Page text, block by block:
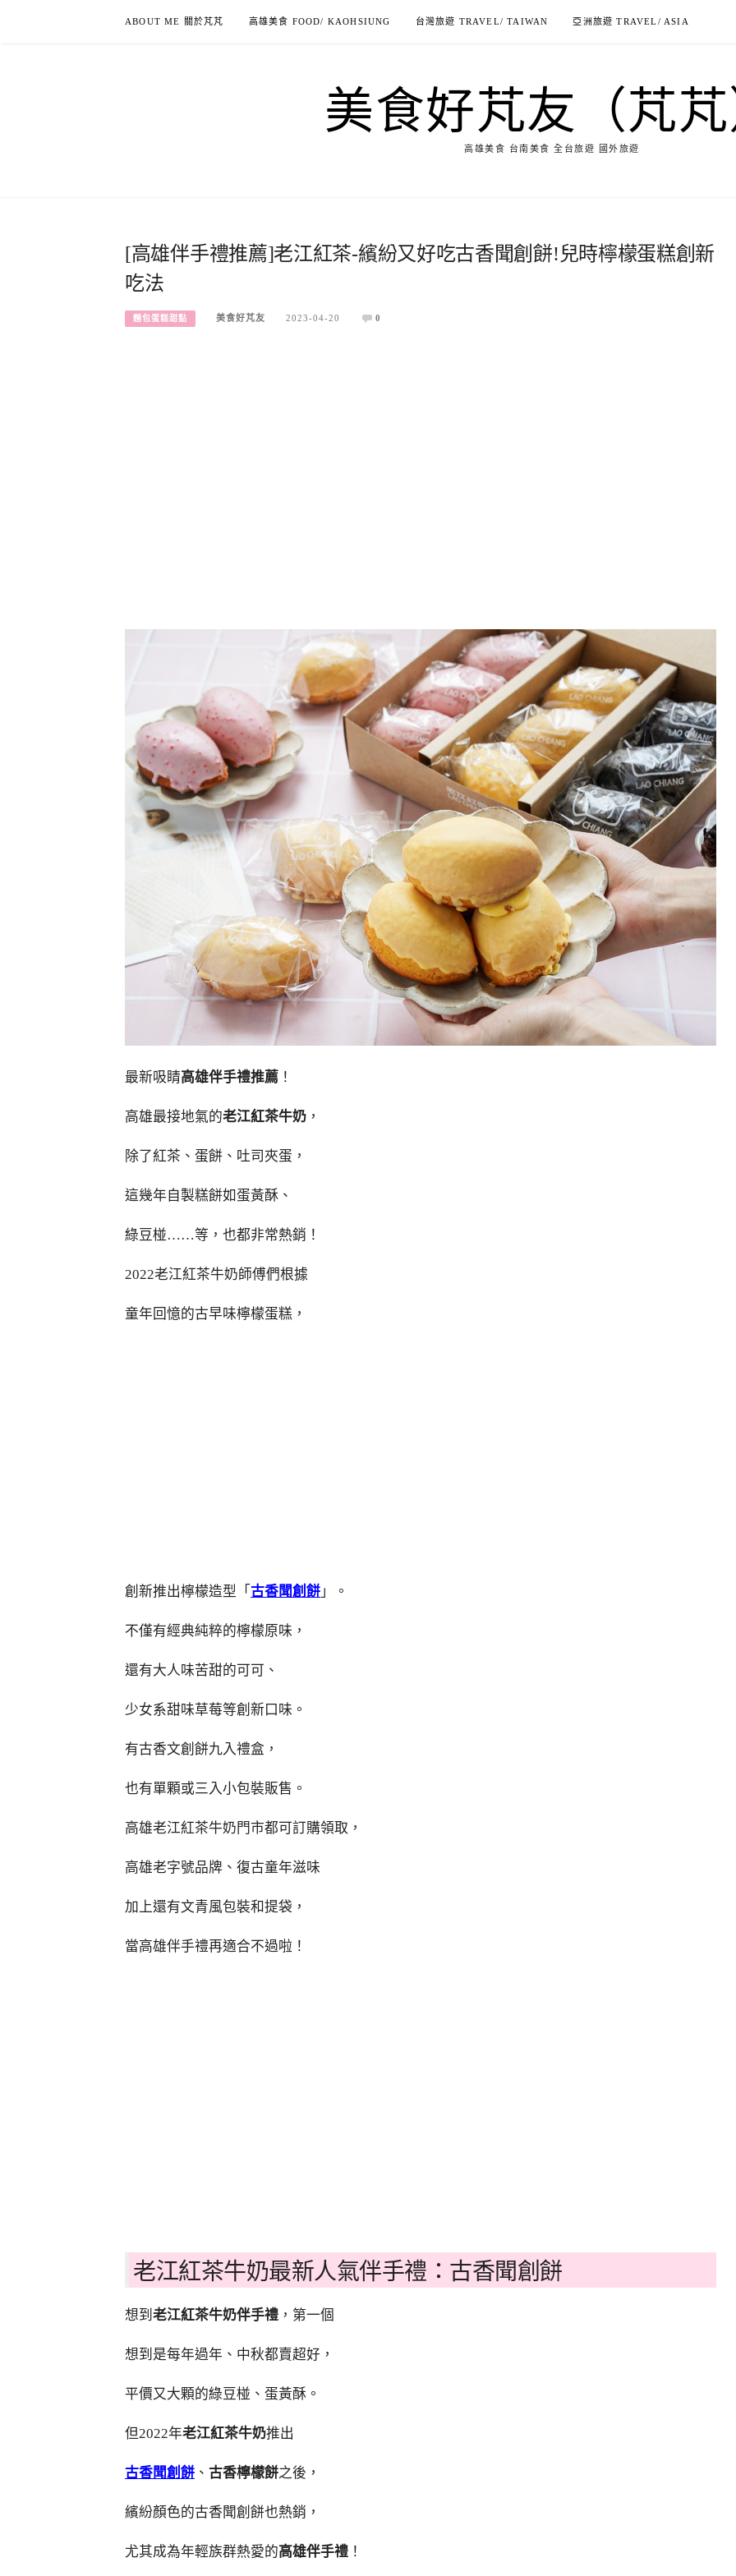
ABOUT ME 關於芃芃 高雄美食 FOOD/ KAOHSIUNG 台灣旅遊 TRAVEL/ TAIWAN 亞洲旅遊 TRAVEL/ ASIA
美食好芃友（芃芃
高雄美食 台南美食 全台旅遊 國外旅遊
[高雄伴手禮推薦]老江紅茶-繽紛又好吃古香聞創餅!兒時檸檬蛋糕創新
吃法
麵包蛋糕甜點 美食好芃友 2023-04-20 0
最新吸睛高雄伴手禮推薦 ！
高雄最接地氣的老江紅茶牛奶 ，
除了紅茶、蛋餅、吐司夾蛋，
這幾年自製糕餅如蛋黃酥、
綠豆椪……等，也都非常熱銷！
2022老江紅茶牛奶師傅們根據
童年回憶的古早味檸檬蛋糕，
創新推出檸檬造型「 古香聞創餅 」。
不僅有經典純粹的檸檬原味，
還有大人味苦甜的可可、
少女系甜味草莓等創新口味。
有古香文創餅九入禮盒，
也有單顆或三入小包裝販售。
高雄老江紅茶牛奶門市都可訂購領取，
高雄老字號品牌、復古童年滋味
加上還有文青風包裝和提袋，
當高雄伴手禮再適合不過啦！
老江紅茶牛奶最新人氣伴手禮：古香聞創餅
想到 老江紅茶牛奶伴手禮 ，第一個
想到是每年過年、中秋都賣超好，
平價又大顆的綠豆椪、蛋黃酥。
但2022年老江紅茶牛奶推出
古香聞創餅 、 古香檸檬餅之後，
繽紛顏色的古香聞創餅也熱銷，
尤其成為年輕族群熱愛的高雄伴手禮 ！